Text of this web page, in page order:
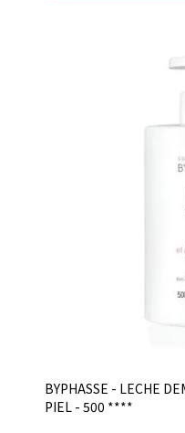
BYPHASSE - LECHE
PIEL - 500 ****